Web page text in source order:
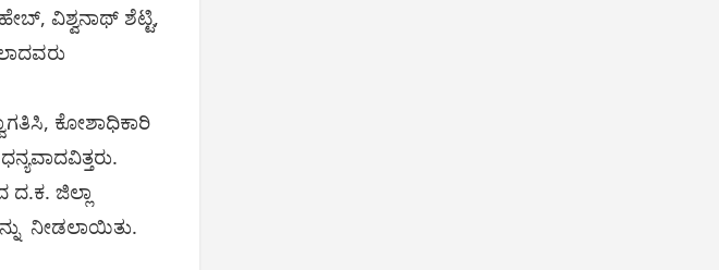
ವಿಶ್ವನಾಥ್ ಶೆಟ್ಟಿ,
ಕೋಶಾಧಿಕಾರಿ
ಜಿಲ್ಲಾ
ನೀಡಲಾಯಿತು.